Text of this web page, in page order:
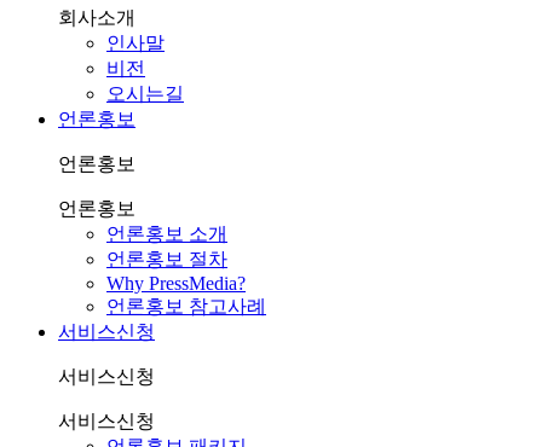
회사소개
인사말
비전
오시는길
언론홍보
언론홍보
언론홍보
언론홍보 소개
언론홍보 절차
Why PressMedia?
언론홍보 참고사례
서비스신청
서비스신청
서비스신청